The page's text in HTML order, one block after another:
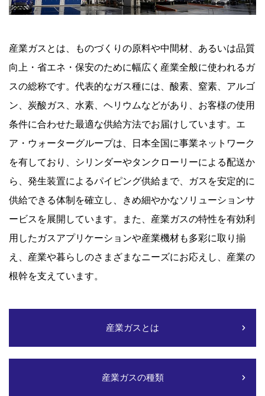
産業ガスとは、ものづくりの原料や中間材、あるいは品質
向上・省エネ・保安のために幅広く産業全般に使われるガ
スの総称です。代表的なガス種には、酸素、窒素、アルゴ
ン、炭酸ガス、水素、ヘリウムなどがあり、お客様の使用
条件に合わせた最適な供給方法でお届けしています。エ
ア・ウォーターグループは、日本全国に事業ネットワーク
を有しており、シリンダーやタンクローリーによる配送か
ら、発生装置によるパイピング供給まで、ガスを安定的に
供給できる体制を確立し、きめ細やかなソリューションサ
ービスを展開しています。また、産業ガスの特性を有効利
用したガスアプリケーションや産業機材も多彩に取り揃
え、産業や暮らしのさまざまなニーズにお応えし、産業の
根幹を支えています。
産業ガスとは
産業ガスの種類